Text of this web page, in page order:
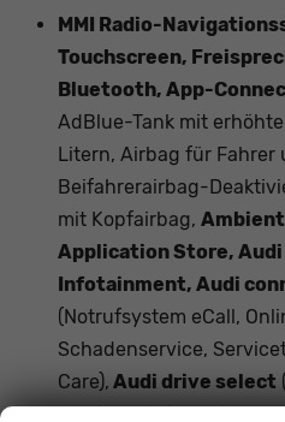
MMI Radio-
Touchscreen,
Bluetooth, App-
AdBlue-Tank mit
Litern, Airbag für Fahrer
Beifahrerairbag-
mit Kopfairbag,
Application Store,
Infotainment, Audi
(Notrufsystem eCall,
Schadenservice,
Care), Audi drive select